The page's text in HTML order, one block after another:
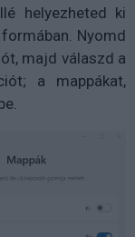
helyezheted ki
Nyomd
majd válaszd a
a mappákat,